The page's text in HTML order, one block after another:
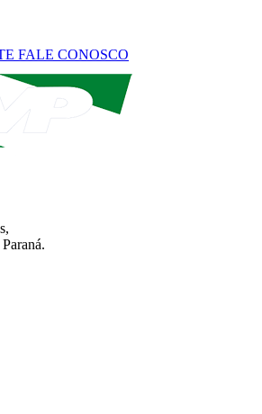
FALE CONOSCO